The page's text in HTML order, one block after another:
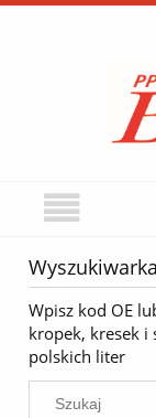
Wyszukiwarka
Wpisz kod OE
kropek, kresek i
polskich liter